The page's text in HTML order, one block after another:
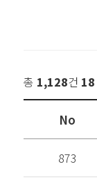
총 1,128건 18
No
873